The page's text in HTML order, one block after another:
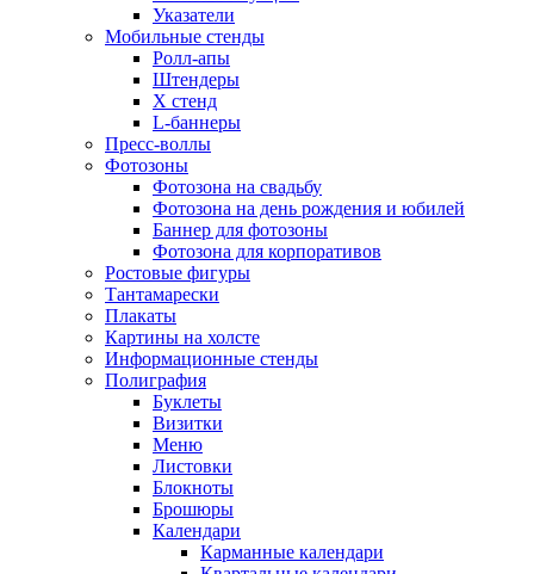
Указатели
Мобильные стенды
Ролл-апы
Штендеры
Х стенд
L-баннеры
Пресс-воллы
Фотозоны
Фотозона на свадьбу
Фотозона на день рождения и юбилей
Баннер для фотозоны
Фотозона для корпоративов
Ростовые фигуры
Тантамарески
Плакаты
Картины на холсте
Информационные стенды
Полиграфия
Буклеты
Визитки
Меню
Листовки
Блокноты
Брошюры
Календари
Карманные календари